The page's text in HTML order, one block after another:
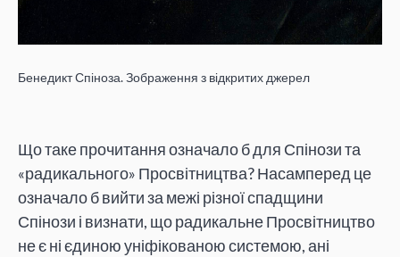
Бенедикт Спіноза. Зображення з відкритих джерел
Що таке прочитання означало б для Спінози та
«радикального» Просвітництва? Насамперед це
означало б вийти за межі різної спадщини
Спінози і визнати, що радикальне Просвітництво
не є ні єдиною уніфікованою системою, ані